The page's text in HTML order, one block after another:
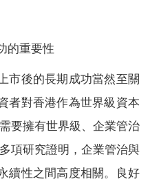
的重要性
市後的長期成功當然至關
者對香港作為世界級資本
要擁有世界級、企業管治
項研究證明，企業管治與
續性之間高度相關。良好